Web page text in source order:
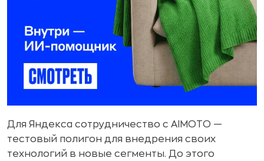
Для Яндекса сотрудничество с AIMOTO —
тестовый полигон для внедрения своих
технологий в новые сегменты. До этого